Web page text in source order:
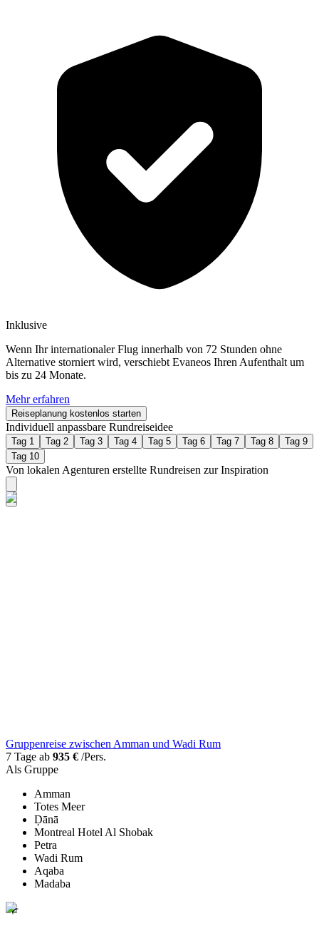
Inklusive
Wenn Ihr internationaler Flug innerhalb von 72 Stunden ohne
Alternative storniert wird, verschiebt Evaneos Ihren Aufenthalt um
bis zu 24 Monate.
Mehr erfahren
Reiseplanung kostenlos starten
Individuell anpassbare Rundreiseidee
Tag 1 Tag 2 Tag 3 Tag 4 Tag 5 Tag 6 Tag 7 Tag 8
Tag 9
Tag 10
Von lokalen Agenturen erstellte Rundreisen zur Inspiration
Gruppenreise zwischen Amman und Wadi Rum
7 Tage ab 935 € /Pers.
Als Gruppe
Amman
Totes Meer
Ḑānā
Montreal Hotel Al Shobak
Petra
Wadi Rum
Aqaba
Madaba